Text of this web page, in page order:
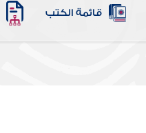
قائمة الكتب